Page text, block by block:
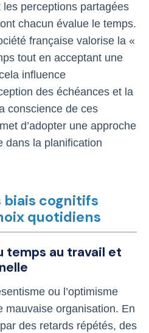
perceptions partagées
chacun évalue le temps.
française valorise la «
tout en acceptant une
influence
des échéances et la
conscience de ces
d’adopter une approche
dans la planification
biais cognitifs
quotidiens
temps au travail et
ou l’optimisme
mauvaise organisation. En
des retards répétés, des